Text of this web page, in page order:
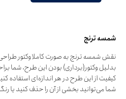
شمسه ترنج
نقش شمسه ترنج به صورت کاملا وکتور
بدلیل وکتور(برداری) بودن این طرح، شما
کیفیت از این طرح در هر اندازه‌ای استفاده
شما می‌توانید بخشی از آن را حذف کنید یا